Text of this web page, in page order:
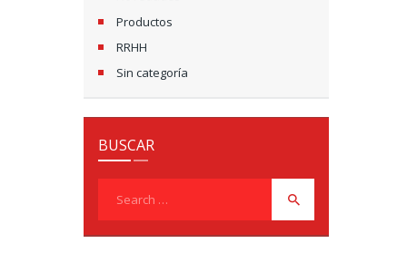
Productos
RRHH
Sin categoría
BUSCAR